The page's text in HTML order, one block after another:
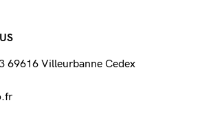
69616 Villeurbanne Cedex